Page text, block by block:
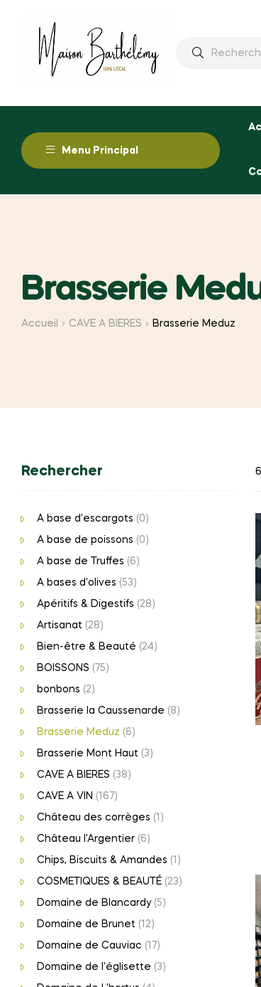
Rechercher
Menu Principal
Brasserie
Accueil CAVE A BIERES Brasserie Meduz
Rechercher
A base d'escargots (0)
A base de poissons (0)
A base de Truffes (6)
A bases d'olives (53)
Apéritifs & Digestifs (28)
Artisanat (28)
Bien-être & Beauté (24)
BOISSONS (75)
bonbons (2)
Brasserie la Caussenarde (8)
Brasserie Meduz (6)
Brasserie Mont Haut (3)
CAVE A BIERES (38)
CAVE A VIN (167)
Château des corrèges (1)
Château l'Argentier (6)
Chips, Biscuits & Amandes (1)
COSMETIQUES & BEAUTÉ (23)
Domaine de Blancardy (5)
Domaine de Brunet (12)
Domaine de Cauviac (17)
Domaine de l'églisette (3)